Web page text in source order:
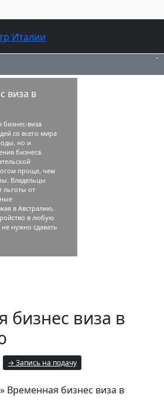
виза в
бизнес-виза
со всего мира
но и
бизнеса.
проще, чем
Владельцы
льготы от
в Австралию,
в любую
нужно сдавать
бизнес виза в
→ Запись на подачу
» Временная бизнес виза в